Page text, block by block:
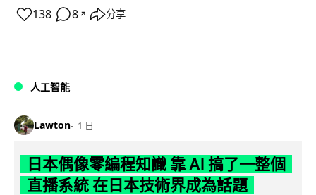
138 8 ↗ 分享
人工智能
Lawton 1 日
日本偶像零編程知識 靠 AI 搞了一整個
直播系統 在日本技術界成為話題